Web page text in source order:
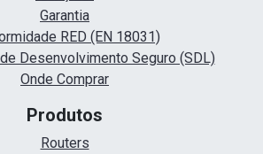
Garantia
RED (EN 18031)
Desenvolvimento Seguro (SDL)
Onde Comprar
Produtos
Routers